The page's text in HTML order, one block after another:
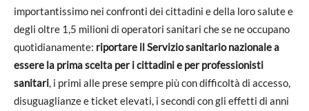
importantissimo nei confronti dei cittadini e della loro salute e
degli oltre 1,5 milioni di operatori sanitari che se ne occupano
quotidianamente: riportare il Servizio sanitario nazionale a
essere la prima scelta per i cittadini e per professionisti
sanitari, i primi alle prese sempre più con difficoltà di accesso,
disuguaglianze e ticket elevati, i secondi con gli effetti di anni